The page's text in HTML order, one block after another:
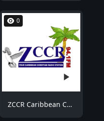
0
ZCCR Caribbean Christian Radio